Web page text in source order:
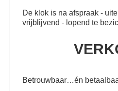
De klok is na afspraak -
vrijblijvend - lopend te
Betrouwbaar…én